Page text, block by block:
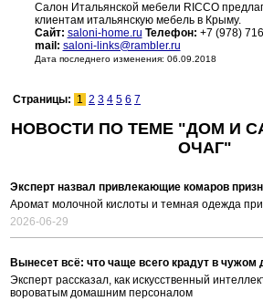
Салон Итальянской мебели RICCO
клиентам итальянскую мебель в Крыму.
Сайт: saloni-home.ru Телефон: +7 (978)
mail: saloni-links@rambler.ru
Дата последнего изменения: 06.09.2018
Страницы: 1 2 3 4 5 6 7
НОВОСТИ ПО ТЕМЕ "ДОМ И
ОЧАГ"
Эксперт назвал привлекающие комаров
Аромат молочной кислоты и темная одежда
2026-06-29
Вынесет всё: что чаще всего крадут в
Эксперт рассказал, как искусственный
вороватым домашним персоналом